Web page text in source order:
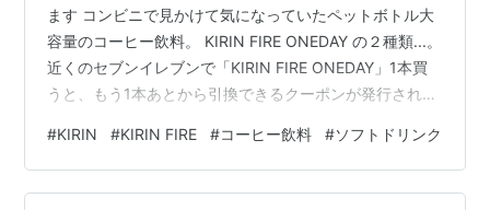
ます コンビニで見かけて気になっていたペットボトル大
容量のコーヒー飲料。 KIRIN FIRE ONEDAY の２種類...。
近くのセブンイレブンで「KIRIN FIRE ONEDAY」1本買
うと、もう1本あとから引換できるクーポンが発行される
「LATTE 微糖」&「BLACK」どちらでも可能だったの
で、最初に「BLACK」を購入して、後日「LATTE 微糖」
に引換ました。 ２本揃ったところで、「LATTE 微糖」
#KIRIN #KIRIN FIRE #コーヒー飲料 #ソフトドリンク